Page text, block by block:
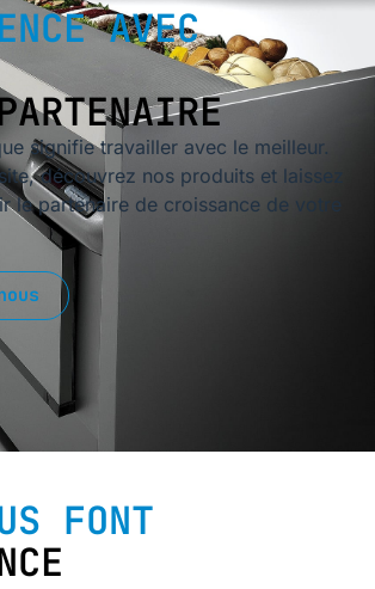
AVEC
signifie travailler avec le meilleur.
découvrez nos produits et laissez
le partenaire de croissance de votre
FONT